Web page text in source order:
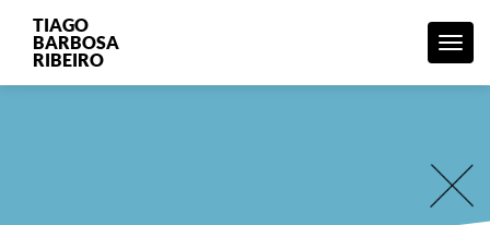
Menu
TIAGO
BARBOSA
RIBEIRO